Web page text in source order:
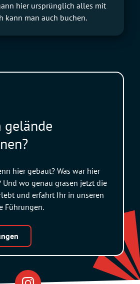
hier ursprünglich alles mit
kann man auch buchen.
gelände
hier gebaut? Was war hier
wo genau grasen jetzt die
und erfahrt Ihr in unseren
Führungen.